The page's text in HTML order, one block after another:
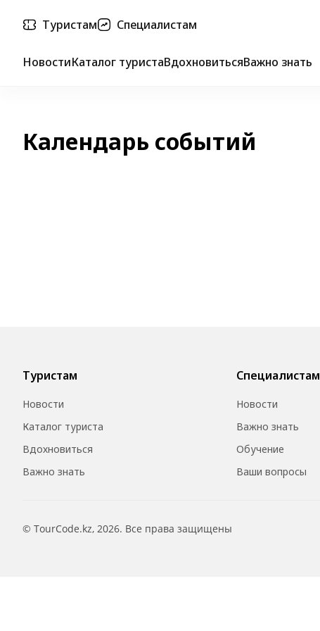
Туристам Специалистам
НовостиКаталог туристаВдохновитьсяВажно знать
Календарь событий
Туристам
Новости
Каталог туриста
Вдохновиться
Важно знать
Специалистам
Новости
Важно знать
Обучение
Ваши вопросы
© TourCode.kz, 2026. Все права защищены